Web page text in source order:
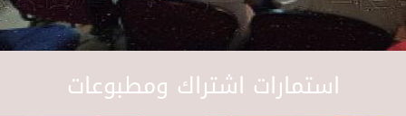
استمارات اشتراك ومطبوعات